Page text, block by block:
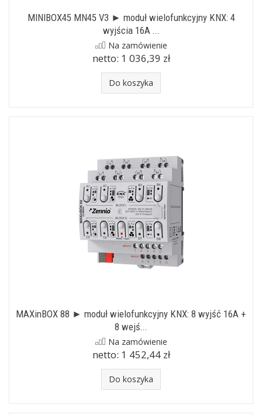
MINIBOX45 MN45 V3 ► moduł wielofunkcyjny KNX: 4
wyjścia 16A ...
Na zamówienie
netto: 1 036,39 zł
Do koszyka
MAXinBOX 88 ► moduł wielofunkcyjny KNX: 8 wyjść 16A +
8 wejś...
Na zamówienie
netto: 1 452,44 zł
Do koszyka